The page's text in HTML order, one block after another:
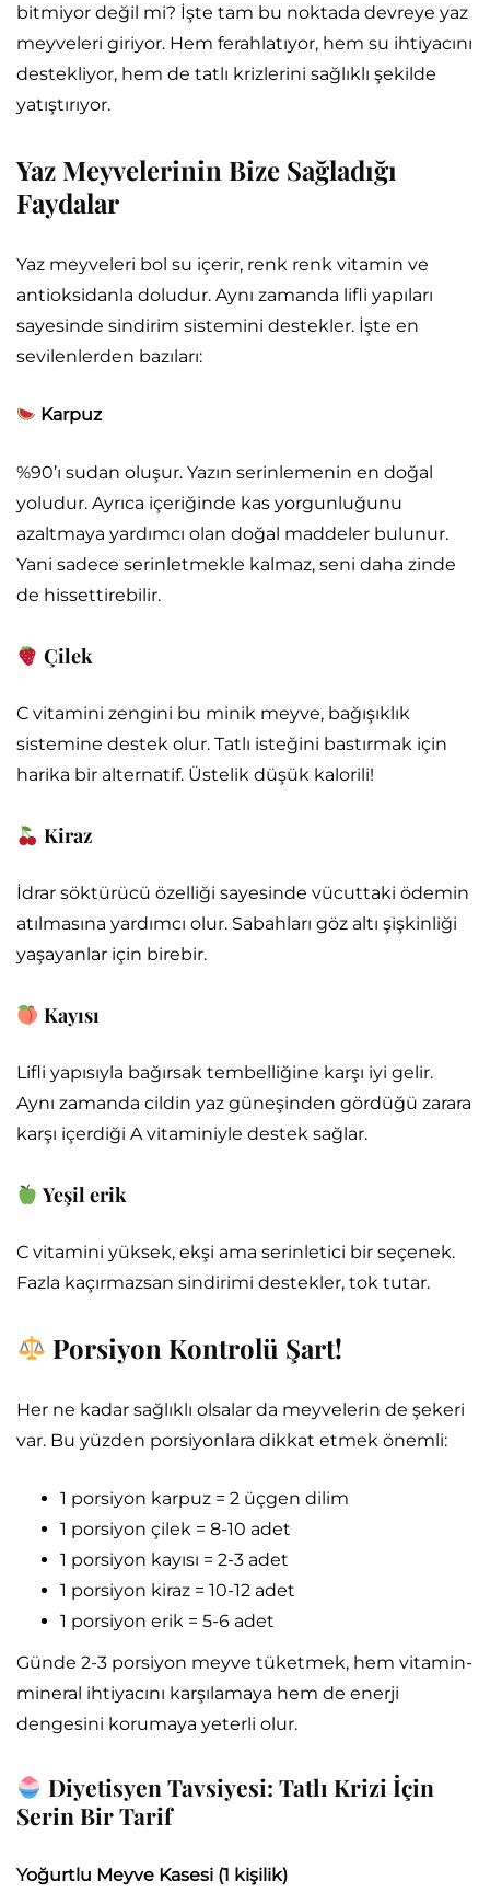
bitmiyor değil mi? İşte tam bu noktada devreye yaz
meyveleri giriyor. Hem ferahlatıyor, hem su ihtiyacını
destekliyor, hem de tatlı krizlerini sağlıklı şekilde
yatıştırıyor.
Yaz Meyvelerinin Bize Sağladığı
Faydalar
Yaz meyveleri bol su içerir, renk renk vitamin ve
antioksidanla doludur. Aynı zamanda lifli yapıları
sayesinde sindirim sistemini destekler. İşte en
sevilenlerden bazıları:
Karpuz
%90’ı sudan oluşur. Yazın serinlemenin en doğal
yoludur. Ayrıca içeriğinde kas yorgunluğunu
azaltmaya yardımcı olan doğal maddeler bulunur.
Yani sadece serinletmekle kalmaz, seni daha zinde
de hissettirebilir.
Çilek
C vitamini zengini bu minik meyve, bağışıklık
sistemine destek olur. Tatlı isteğini bastırmak için
harika bir alternatif. Üstelik düşük kalorili!
Kiraz
İdrar söktürücü özelliği sayesinde vücuttaki ödemin
atılmasına yardımcı olur. Sabahları göz altı şişkinliği
yaşayanlar için birebir.
Kayısı
Lifli yapısıyla bağırsak tembelliğine karşı iyi gelir.
Aynı zamanda cildin yaz güneşinden gördüğü zarara
karşı içerdiği A vitaminiyle destek sağlar.
Yeşil erik
C vitamini yüksek, ekşi ama serinletici bir seçenek.
Fazla kaçırmazsan sindirimi destekler, tok tutar.
Porsiyon Kontrolü Şart!
Her ne kadar sağlıklı olsalar da meyvelerin de şekeri
var. Bu yüzden porsiyonlara dikkat etmek önemli:
1 porsiyon karpuz = 2 üçgen dilim
1 porsiyon çilek = 8-10 adet
1 porsiyon kayısı = 2-3 adet
1 porsiyon kiraz = 10-12 adet
1 porsiyon erik = 5-6 adet
Günde 2-3 porsiyon meyve tüketmek, hem vitamin-
mineral ihtiyacını karşılamaya hem de enerji
dengesini korumaya yeterli olur.
Diyetisyen Tavsiyesi: Tatlı Krizi İçin
Serin Bir Tarif
Yoğurtlu Meyve Kasesi (1 kişilik)